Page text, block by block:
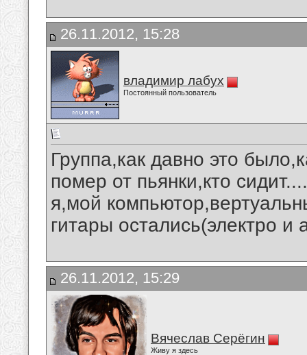
26.11.2012, 15:28
владимир лабух
Постоянный пользователь
Группа,как давно это
помер от пьянки,кто
я,мой
гитары остались(электро
26.11.2012, 15:29
Вячеслав Серёгин
Живу я здесь